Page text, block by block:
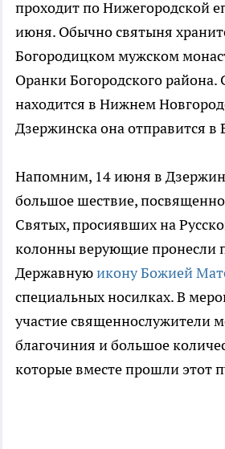
проходит по Нижегородской
июня. Обычно святыня
Богородицком мужском
Оранки Богородского района.
находится в Нижнем
Дзержинска она отправится в
Напомним, 14 июня в
большое шествие,
Святых, просиявших на
колонны верующие пронесли
Державнуюикону Божией
специальных носилках. В
участие священнослужители
благочиния и большое
которые вместе прошли этот